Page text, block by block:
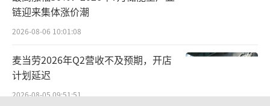
据官方统计，2023年企业退休人员平均养
老金3162元/月。另有调研显示，生活在一、二
线城市的活力银发群体平均退休金为4732元/
月，家庭年均收入约14.7万元，房产拥有率达1
00%。而北京上海等一线城市，平均退休金则
链迎来集体涨价潮
2026-08-06 10:01:08
麦当劳2026年Q2营收不及预期，开店
计划延迟
2026-08-05 09:51:51